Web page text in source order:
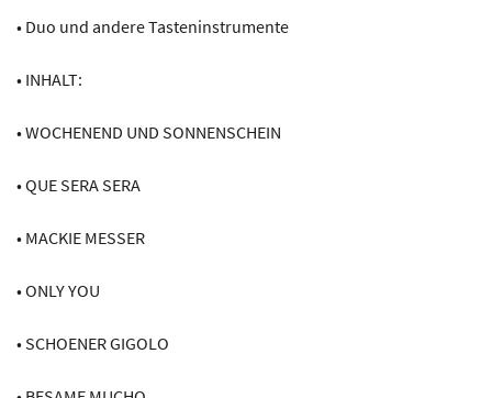
• Duo und andere Tasteninstrumente
• INHALT:
• WOCHENEND UND SONNENSCHEIN
• QUE SERA SERA
• MACKIE MESSER
• ONLY YOU
• SCHOENER GIGOLO